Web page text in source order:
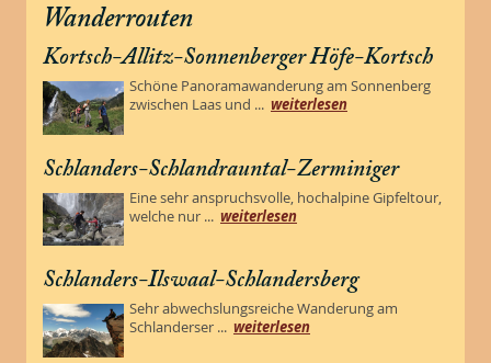
Wanderrouten
Kortsch-Allitz-Sonnenberger Höfe-Kortsch
Schöne Panoramawanderung am Sonnenberg
zwischen Laas und ... weiterlesen
Schlanders-Schlandrauntal-Zerminiger
Eine sehr anspruchsvolle, hochalpine Gipfeltour,
welche nur ... weiterlesen
Schlanders-Ilswaal-Schlandersberg
Sehr abwechslungsreiche Wanderung am
Schlanderser ... weiterlesen